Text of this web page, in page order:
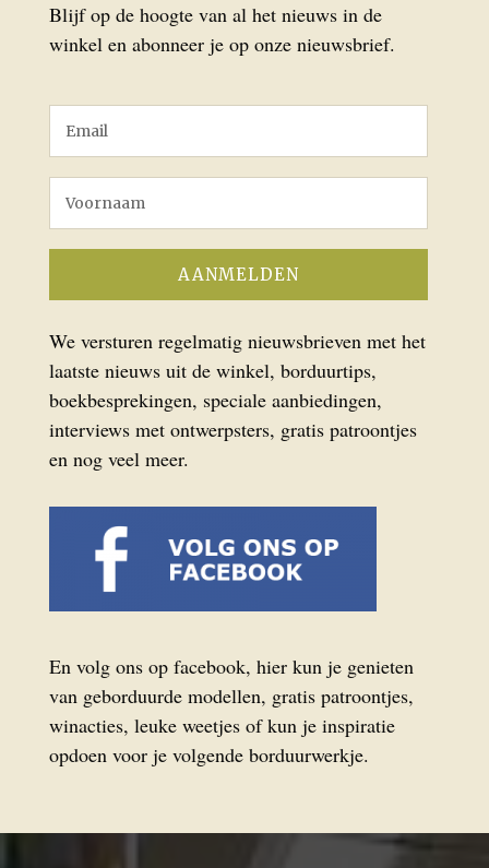
Blijf op de hoogte van al het nieuws in de
winkel en abonneer je op onze nieuwsbrief.
We versturen regelmatig nieuwsbrieven met het
laatste nieuws uit de winkel, borduurtips,
boekbesprekingen, speciale aanbiedingen,
interviews met ontwerpsters, gratis patroontjes
en nog veel meer.
En volg ons op facebook, hier kun je genieten
van geborduurde modellen, gratis patroontjes,
winacties, leuke weetjes of kun je inspiratie
opdoen voor je volgende borduurwerkje.